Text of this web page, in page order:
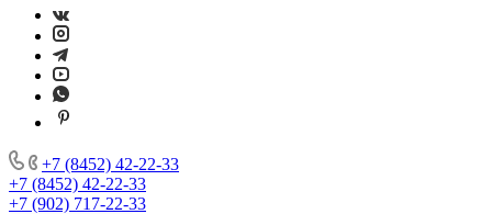
+7 (8452) 42-22-33
+7 (8452) 42-22-33
+7 (902) 717-22-33